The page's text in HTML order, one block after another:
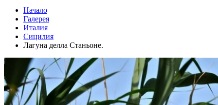
Начало
Галерея
Италия
Сицилия
Лагуна делла Станьоне.